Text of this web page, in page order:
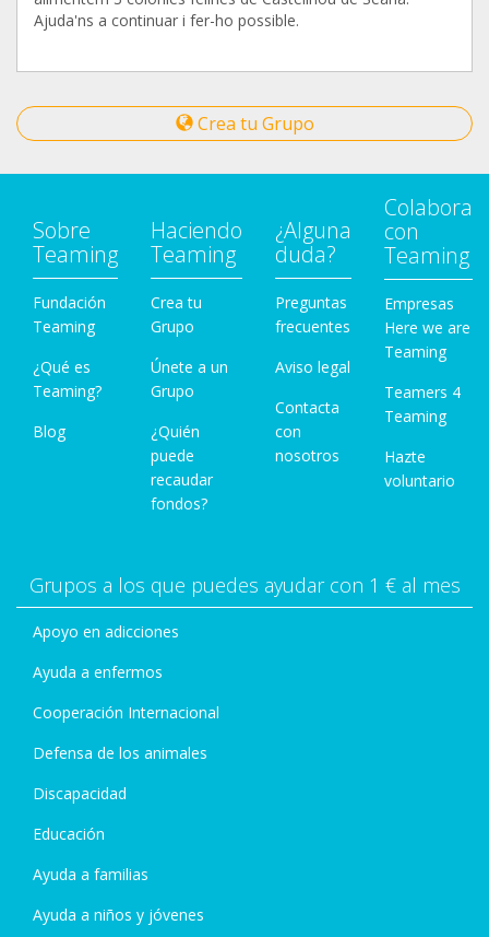
Ajuda'ns a continuar i fer-ho possible.
Crea tu Grupo
Sobre
Teaming
Fundación
Teaming
¿Qué es
Teaming?
Blog
Haciendo
Teaming
Crea tu
Grupo
Únete a un
Grupo
¿Quién
puede
recaudar
fondos?
¿Alguna
duda?
Preguntas
frecuentes
Aviso legal
Contacta
con
nosotros
Colabora
con
Teaming
Empresas
Here we are
Teaming
Teamers 4
Teaming
Hazte
voluntario
Grupos a los que puedes ayudar con 1 € al mes
Apoyo en adicciones
Ayuda a enfermos
Cooperación Internacional
Defensa de los animales
Discapacidad
Educación
Ayuda a familias
Ayuda a niños y jóvenes